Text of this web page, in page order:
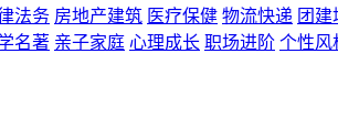
法务 房地产建筑 医疗保健 物流快递 团建
名著 亲子家庭 心理成长 职场进阶 个性风